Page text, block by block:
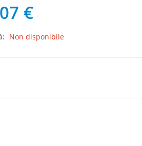
€
Non disponibile